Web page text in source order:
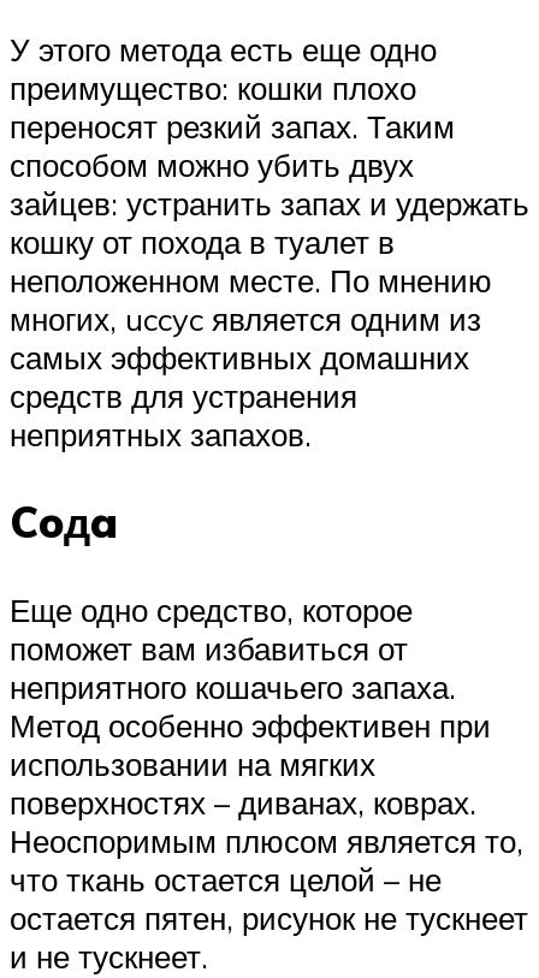
У этого метода есть еще одно
преимущество: кошки плохо
переносят резкий запах. Таким
способом можно убить двух
зайцев: устранить запах и удержать
кошку от похода в туалет в
неположенном месте. По мнению
многих, uccyc является одним из
самых эффективных домашних
средств для устранения
неприятных запахов.
Coдa
Еще одно средство, которое
поможет вам избавиться от
неприятного кошачьего запаха.
Метод особенно эффективен при
использовании на мягких
поверхностях – диванах, коврах.
Неоспоримым плюсом является то,
что ткань остается целой – не
остается пятен, рисунок не тускнеет
и не тускнеет.